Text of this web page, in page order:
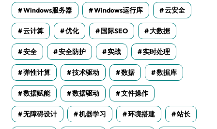
Windows服务器 Windows运行库 云安全
云计算 优化 国际SEO 大数据
安全 安全防护 实战 实时处理
弹性计算 技术驱动 数据 数据库
数据赋能 数据驱动 文件操作
无障碍设计 机器学习 环境搭建 站长